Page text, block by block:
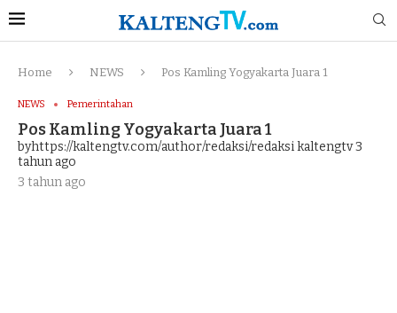
Home NEWS Pos Kamling Yogyakarta Juara 1
NEWS Pemerintahan
Pos Kamling Yogyakarta Juara 1
byhttps://kaltengtv.com/author/redaksi/redaksi kaltengtv3
tahun ago
3 tahun ago